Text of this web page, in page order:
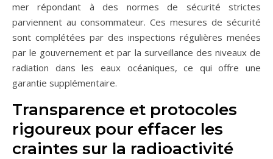
mer répondant à des normes de sécurité strictes
parviennent au consommateur. Ces mesures de sécurité
sont complétées par des inspections régulières menées
par le gouvernement et par la surveillance des niveaux de
radiation dans les eaux océaniques, ce qui offre une
garantie supplémentaire.
Transparence et protocoles
rigoureux pour effacer les
craintes sur la radioactivité